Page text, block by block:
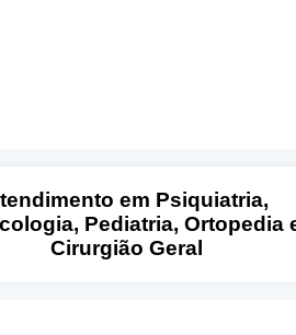
em Psiquiatria,
Pediatria, Ortopedia
Cirurgião Geral